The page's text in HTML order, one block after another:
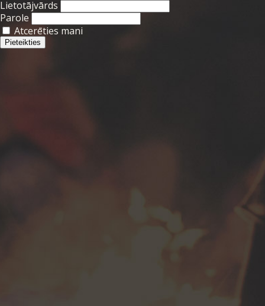
Lietotājvārds
Parole
Atcerēties mani